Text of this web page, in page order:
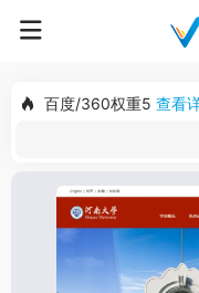
百度/360权重5 查看